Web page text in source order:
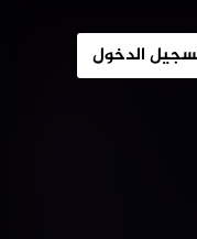
الدخولبعد